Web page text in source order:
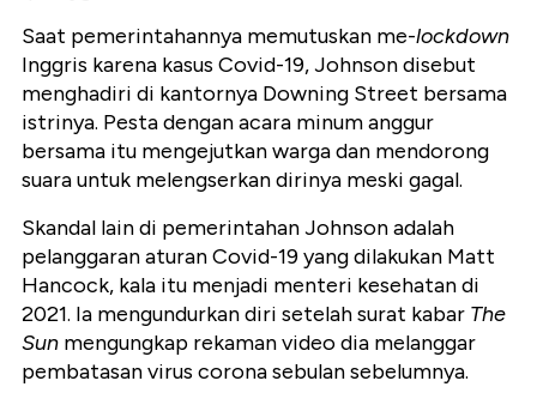
Saat pemerintahannya memutuskan me-lockdown
Inggris karena kasus Covid-19, Johnson disebut
menghadiri di kantornya Downing Street bersama
istrinya. Pesta dengan acara minum anggur
bersama itu mengejutkan warga dan mendorong
suara untuk melengserkan dirinya meski gagal.
Skandal lain di pemerintahan Johnson adalah
pelanggaran aturan Covid-19 yang dilakukan Matt
Hancock, kala itu menjadi menteri kesehatan di
2021. Ia mengundurkan diri setelah surat kabar The
Sun mengungkap rekaman video dia melanggar
pembatasan virus corona sebulan sebelumnya.